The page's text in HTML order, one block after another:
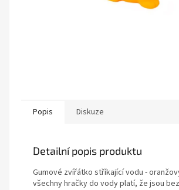
Popis Diskuze
Detailní popis produktu
Gumové zvířátko stříkající vodu -
všechny hračky do vody platí, že jsou